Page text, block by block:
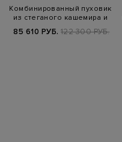
Комбинированный пуховик
из стеганого кашемира и
85 610 РУБ. 122 300 РУБ.